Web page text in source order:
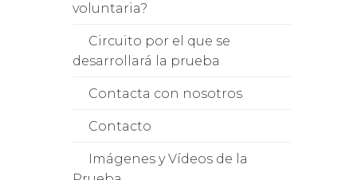
voluntaria?
Circuito por el que se
desarrollará la prueba
Contacta con nosotros
Contacto
Imágenes y Vídeos de la